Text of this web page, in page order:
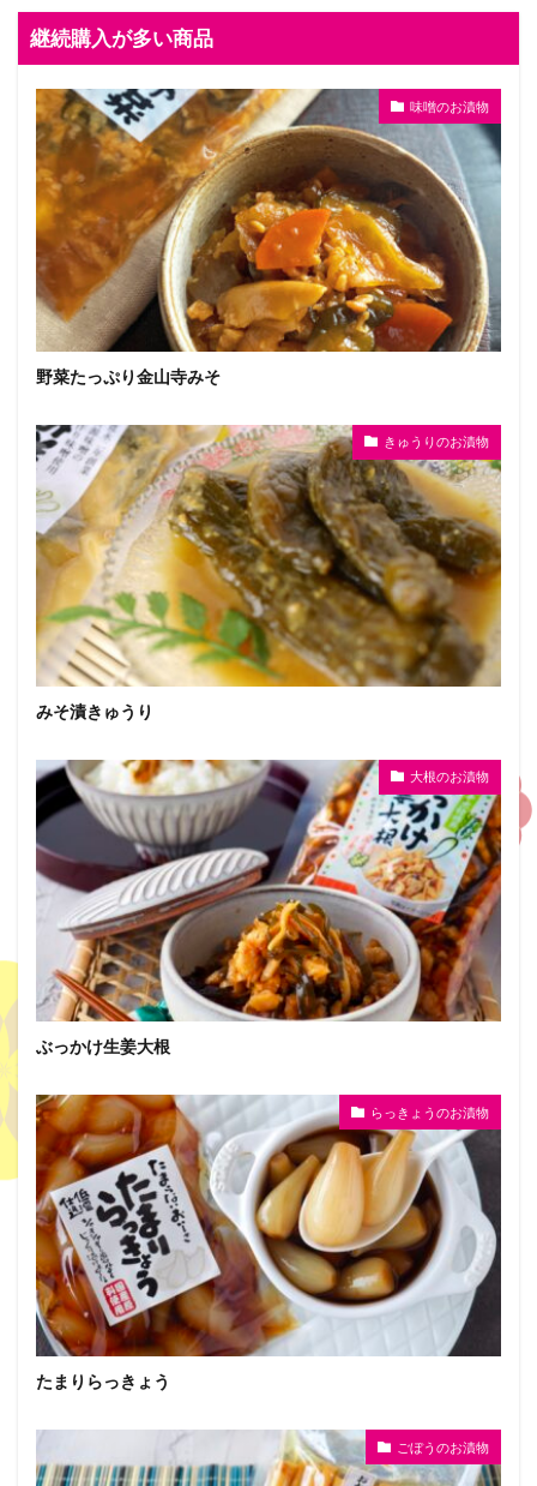
継続購入が多い商品
味噌のお漬物
野菜たっぷり金山寺みそ
きゅうりのお漬物
みそ漬きゅうり
大根のお漬物
ぶっかけ生姜大根
らっきょうのお漬物
たまりらっきょう
ごぼうのお漬物